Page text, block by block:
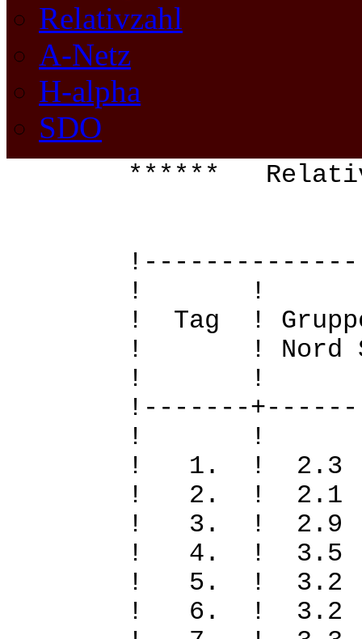
Relativzahl
A-Netz
H-alpha
SDO
******
!
! Tag !
! ! Nord
!
!-------
!
! 1. ! 2.3
! 2. ! 2.1
! 3. ! 2.9
! 4. ! 3.5
! 5. ! 3.2
! 6. ! 3.2